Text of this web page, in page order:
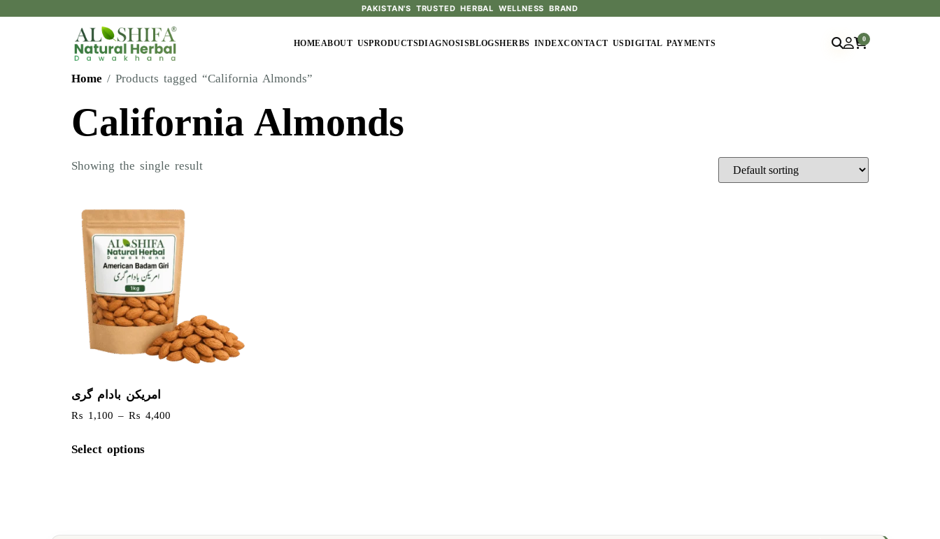
PAKISTAN'S TRUSTED HERBAL WELLNESS BRAND
HOMEABOUT USPRODUCTSDIAGNOSISBLOGSHERBS INDEXCONTACT USDIGITAL PAYMENTS
0
Home / Products tagged “California Almonds”
California Almonds
Showing the single result
امریکن بادام گری
₨ 1,100 – ₨ 4,400
Select options